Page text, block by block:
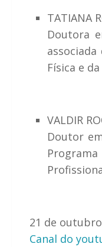
TATIANA
Doutora
Física e
VALDIR
Doutor
21 de
Canal do